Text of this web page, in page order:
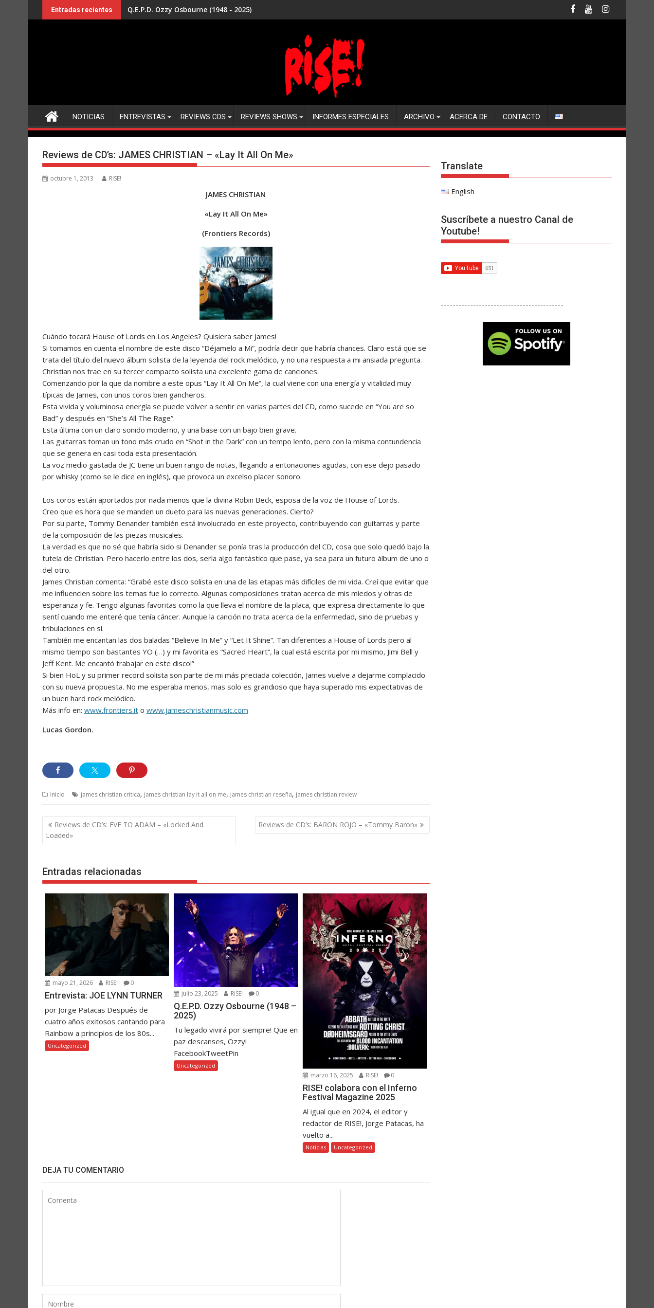
al
Entradas recientes Q.E.P.D. Ozzy Osbourne (1948 - 2025)
NOTICIAS ENTREVISTAS REVIEWS CDS REVIEWS SHOWS INFORMES ESPECIALES ARCHIVO ACERCA DE CONTACTO
Reviews de CD’s: JAMES CHRISTIAN – «Lay It All On Me»
octubre 1, 2013 RISE!
JAMES CHRISTIAN
«Lay It All On Me»
(Frontiers Records)
Cuándo tocará House of Lords en Los Angeles? Quisiera saber James!
Si tomamos en cuenta el nombre de este disco “Déjamelo a Mi”, podría decir que habría chances. Claro está que se
trata del título del nuevo álbum solista de la leyenda del rock melódico, y no una respuesta a mi ansiada pregunta.
Christian nos trae en su tercer compacto solista una excelente gama de canciones.
Comenzando por la que da nombre a este opus “Lay It All On Me”, la cual viene con una energía y vitalidad muy
típicas de James, con unos coros bien gancheros.
Esta vivida y voluminosa energía se puede volver a sentir en varias partes del CD, como sucede en “You are so
Bad” y después en “She’s All The Rage”.
Esta última con un claro sonido moderno, y una base con un bajo bien grave.
Las guitarras toman un tono más crudo en “Shot in the Dark” con un tempo lento, pero con la misma contundencia
que se genera en casi toda esta presentación.
La voz medio gastada de JC tiene un buen rango de notas, llegando a entonaciones agudas, con ese dejo pasado
por whisky (como se le dice en inglés), que provoca un excelso placer sonoro.
Los coros están aportados por nada menos que la divina Robin Beck, esposa de la voz de House of Lords.
Creo que es hora que se manden un dueto para las nuevas generaciones. Cierto?
Por su parte, Tommy Denander también está involucrado en este proyecto, contribuyendo con guitarras y parte
de la composición de las piezas musicales.
La verdad es que no sé que habría sido si Denander se ponía tras la producción del CD, cosa que solo quedó bajo la
tutela de Christian. Pero hacerlo entre los dos, sería algo fantástico que pase, ya sea para un futuro álbum de uno o
del otro.
James Christian comenta: “Grabé este disco solista en una de las etapas más difíciles de mi vida. Creí que evitar que
me influencien sobre los temas fue lo correcto. Algunas composiciones tratan acerca de mis miedos y otras de
esperanza y fe. Tengo algunas favoritas como la que lleva el nombre de la placa, que expresa directamente lo que
sentí cuando me enteré que tenía cáncer. Aunque la canción no trata acerca de la enfermedad, sino de pruebas y
tribulaciones en sí.
También me encantan las dos baladas “Believe In Me” y “Let It Shine”. Tan diferentes a House of Lords pero al
mismo tiempo son bastantes YO (…) y mi favorita es “Sacred Heart”, la cual está escrita por mi mismo, Jimi Bell y
Jeff Kent. Me encantó trabajar en este disco!”
Si bien HoL y su primer record solista son parte de mi más preciada colección, James vuelve a dejarme complacido
con su nueva propuesta. No me esperaba menos, mas solo es grandioso que haya superado mis expectativas de
un buen hard rock melódico.
Más info en: www.frontiers.it o www.jameschristianmusic.com
Lucas Gordon.
Inicio james christian critica, james christian lay it all on me, james christian reseña, james christian review
Navegación
de
entradas
Reviews de CD’s: EVE TO ADAM – «Locked And
Loaded»
Reviews de CD’s: BARON ROJO – «Tommy Baron»
Entradas relacionadas
mayo 21, 2026 RISE! 0
Entrevista: JOE LYNN TURNER
por Jorge Patacas Después de
cuatro años exitosos cantando para
Rainbow a principios de los 80s...
Uncategorized
julio 23, 2025 RISE! 0
Q.E.P.D. Ozzy Osbourne (1948 –
2025)
Tu legado vivirá por siempre! Que en
paz descanses, Ozzy!
FacebookTweetPin
Uncategorized
marzo 16, 2025 RISE! 0
RISE! colabora con el Inferno
Festival Magazine 2025
Al igual que en 2024, el editor y
redactor de RISE!, Jorge Patacas, ha
vuelto a...
Noticias Uncategorized
DEJA TU COMENTARIO
Translate
English
Suscríbete a nuestro Canal de
Youtube!
------------------------------------------